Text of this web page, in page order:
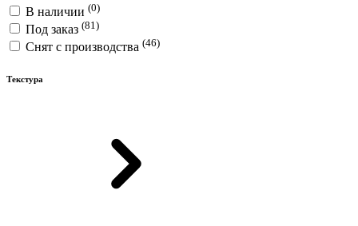
В наличии (0)
Под заказ (81)
Снят с производства (46)
Текстура